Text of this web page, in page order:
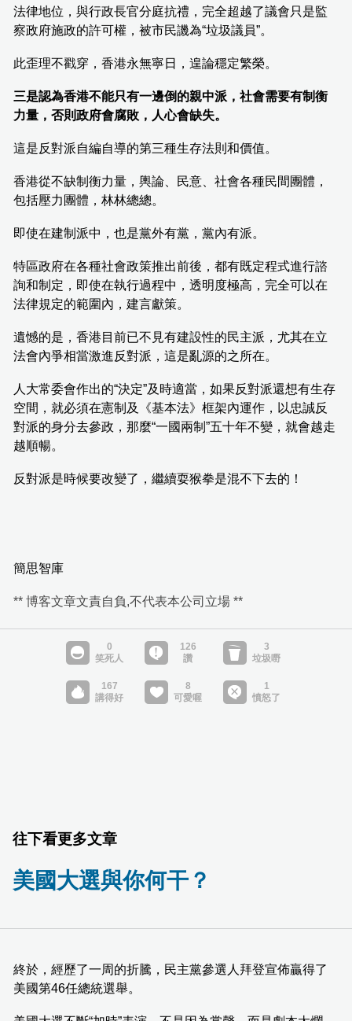
法律地位，與行政長官分庭抗禮，完全超越了議會只是監
察政府施政的許可權，被市民譏為“垃圾議員”。
此歪理不戳穿，香港永無寧日，遑論穩定繁榮。
三是認為香港不能只有一邊倒的親中派，社會需要有制衡
力量，否則政府會腐敗，人心會缺失。
這是反對派自編自導的第三種生存法則和價值。
香港從不缺制衡力量，輿論、民意、社會各種民間團體，
包括壓力團體，林林總總。
即使在建制派中，也是黨外有黨，黨內有派。
特區政府在各種社會政策推出前後，都有既定程式進行諮
詢和制定，即使在執行過程中，透明度極高，完全可以在
法律規定的範圍內，建言獻策。
遺憾的是，香港目前已不見有建設性的民主派，尤其在立
法會內爭相當激進反對派，這是亂源的之所在。
人大常委會作出的“決定”及時適當，如果反對派還想有生存
空間，就必須在憲制及《基本法》框架內運作，以忠誠反
對派的身分去參政，那麼“一國兩制”五十年不變，就會越走
越順暢。
反對派是時候要改變了，繼續耍猴拳是混不下去的！
簡思智庫
** 博客文章文責自負,不代表本公司立場 **
往下看更多文章
美國大選與你何干？
終於，經歷了一周的折騰，民主黨參選人拜登宣佈贏得了
美國第46任總統選舉。